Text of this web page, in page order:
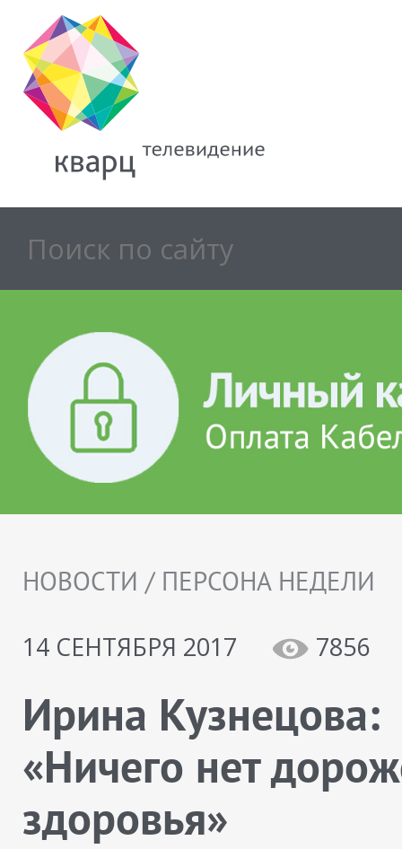
НОВОСТИ / ПЕРСОНА НЕДЕЛИ
14 СЕНТЯБРЯ 2017
7856
Ирина Кузнецова:
«Ничего нет
здоровья»